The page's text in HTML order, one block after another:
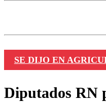
SE DIJO EN
Diputados RN